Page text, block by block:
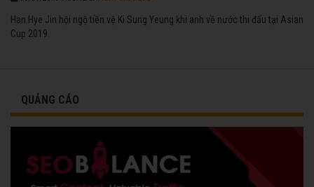
Han Hye Jin hội ngộ tiền vệ Ki Sung Yeung khi anh về nước thi đấu tại Asian
Cup 2019.
QUẢNG CÁO